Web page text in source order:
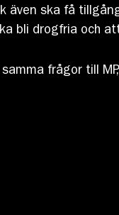
även ska få
bli drogfria och
frågor till